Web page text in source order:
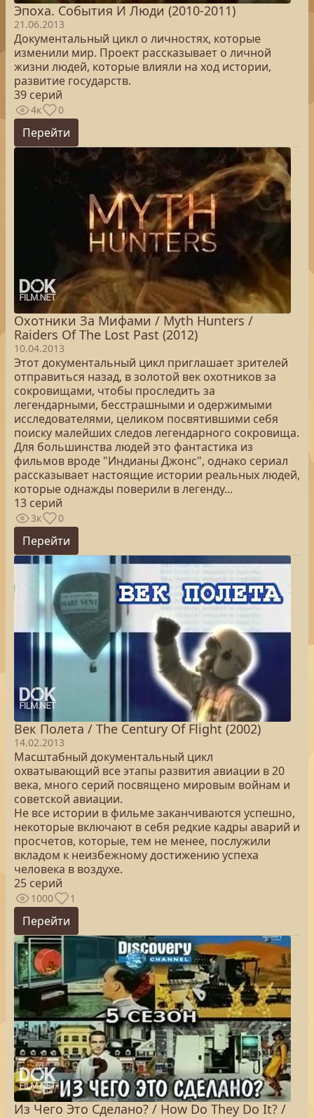
Эпоха. Cобытия И Люди (2010-2011)
21.06.2013
Документальный цикл о личностях, которые
изменили мир. Проект рассказывает о личной
жизни людей, которые влияли на ход истории,
развитие государств.
39 серий
4к 0
Перейти
Охотники За Мифами / Myth Hunters /
Raiders Of The Lost Past (2012)
10.04.2013
Этот документальный цикл приглашает зрителей
отправиться назад, в золотой век охотников за
сокровищами, чтобы проследить за
легендарными, бесстрашными и одержимыми
исследователями, целиком посвятившими себя
поиску малейших следов легендарного сокровища.
Для большинства людей это фантастика из
фильмов вроде "Индианы Джонс", однако сериал
рассказывает настоящие истории реальных людей,
которые однажды поверили в легенду...
13 серий
3к 0
Перейти
Век Полета / The Century Of Flight (2002)
14.02.2013
Масштабный документальный цикл
охватывающий все этапы развития авиации в 20
века, много серий посвящено мировым войнам и
советской авиации.
Не все истории в фильме заканчиваются успешно,
некоторые включают в себя редкие кадры аварий и
просчетов, которые, тем не менее, послужили
вкладом к неизбежному достижению успеха
человека в воздухе.
25 серий
1000 1
Перейти
Из Чего Это Сделано? / How Do They Do It? /